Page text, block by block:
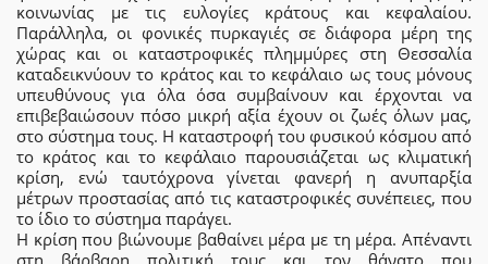
κοινωνίας με τις ευλογίες κράτους και κεφαλαίου.
Παράλληλα, οι φονικές πυρκαγιές σε διάφορα μέρη της
χώρας και οι καταστροφικές πλημμύρες στη Θεσσαλία
καταδεικνύουν το κράτος και το κεφάλαιο ως τους μόνους
υπευθύνους για όλα όσα συμβαίνουν και έρχονται να
επιβεβαιώσουν πόσο μικρή αξία έχουν οι ζωές όλων μας,
στο σύστημα τους. Η καταστροφή του φυσικού κόσμου από
το κράτος και το κεφάλαιο παρουσιάζεται ως κλιματική
κρίση, ενώ ταυτόχρονα γίνεται φανερή η ανυπαρξία
μέτρων προστασίας από τις καταστροφικές συνέπειες, που
το ίδιο το σύστημα παράγει.
Η κρίση που βιώνουμε βαθαίνει μέρα με τη μέρα. Απέναντι
στη βάρβαρη πολιτική τους και τον θάνατο που